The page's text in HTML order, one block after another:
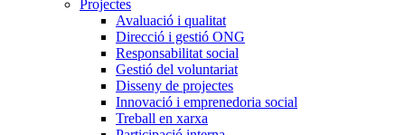
Projectes
Avaluació i qualitat
Direcció i gestió ONG
Responsabilitat social
Gestió del voluntariat
Disseny de projectes
Innovació i emprenedoria social
Treball en xarxa